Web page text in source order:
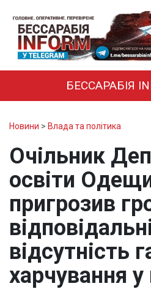
БЕССАРАБІЯ
Новини > Влада та політика
Очільник
освіти
пригрозив
відсутність
харчування